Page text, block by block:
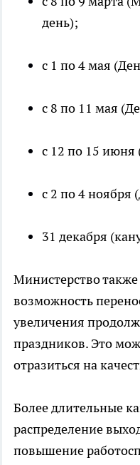
день);
с 1 по 4 мая
с 8 по 11 мая
с 12 по 15 июня
с 2 по 4 ноября
31 декабря
Министерство также
возможность
увеличения
праздников. Это
отразиться на
Более длительные
распределение
повышение